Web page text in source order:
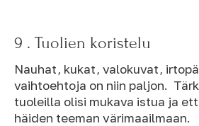
9 . Tuolien koristelu
Nauhat, kukat, valokuvat,
vaihtoehtoja on niin paljon.
tuoleilla olisi mukava istua ja
häiden teeman värimaailmaan.